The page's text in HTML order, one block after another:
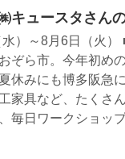
キュースタさん
）～8月6日（火
ぞら市。今年初め
休みにも博多阪急
家具など、たくさ
毎日ワークショッ